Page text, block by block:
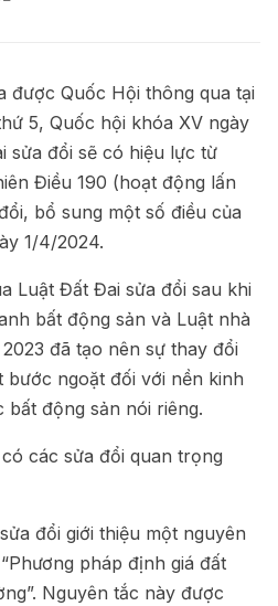
được Quốc Hội thông qua tại
5, Quốc hội khóa XV ngày
sửa đổi sẽ có hiệu lực từ
Điều 190 (hoạt động lấn
bổ sung một số điều của
1/4/2024.
Luật Đất Đai sửa đổi sau khi
bất động sản và Luật nhà
đã tạo nên sự thay đổi
ngoặt đối với nền kinh
động sản nói riêng.
các sửa đổi quan trọng
đổi giới thiệu một nguyên
pháp định giá đất
Nguyên tắc này được